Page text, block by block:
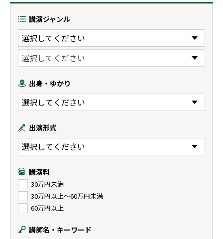
講演ジャンル
出身・ゆかり
出演形式
講演料
30万円未満
30万円以上〜60万円未満
60万円以上
講師名・キーワード